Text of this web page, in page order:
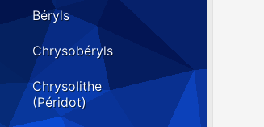
Béryls
Chrysobéryls
Chrysolithe
(Péridot)